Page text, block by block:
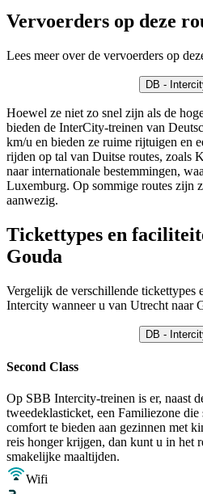
Vervoerders op deze
Lees meer over de vervoerders op
DB -
Hoewel ze niet zo snel zijn als de
bieden de InterCity-treinen van
km/u en bieden ze ruime rijtuigen en
rijden op tal van Duitse routes, zoals
naar internationale bestemmingen,
Luxemburg. Op sommige routes zijn
aanwezig.
Tickettypes en
Gouda
Vergelijk de verschillende tickettypes
Intercity wanneer u van Utrecht naar
DB -
Second Class
Op SBB Intercity-treinen is er, naast
tweedeklasticket, een Familiezone
comfort te bieden aan gezinnen met
reis honger krijgen, dan kunt u in het
smakelijke maaltijden.
Wifi